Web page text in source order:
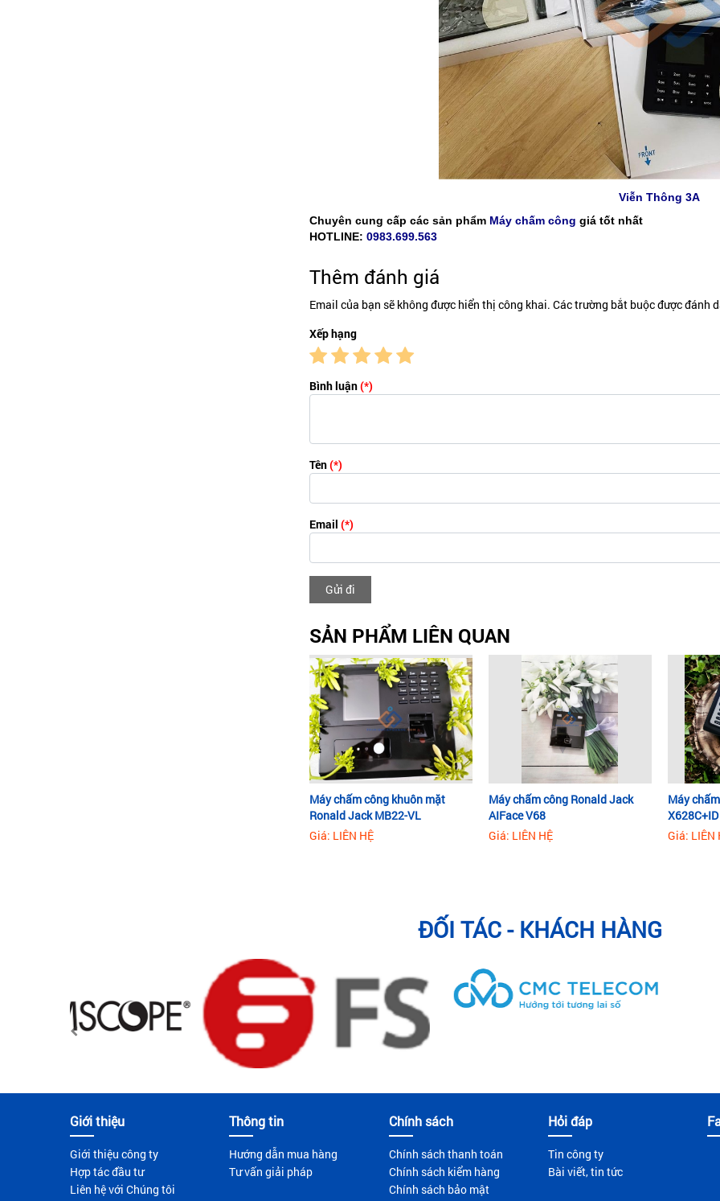
Viễn Thông 3A
Chuyên cung cấp các sản phẩm Máy chấm công giá tốt nhất
HOTLINE: 0983.699.563
Thêm đánh giá
Email của bạn sẽ không được hiển thị công khai. Các trường bắt buộc được đánh
Xếp hạng
Bình luận(*)
Tên(*)
Email (*)
Gửi đi
SẢN PHẨM LIÊN QUAN
Máy chấm công khuôn mặt
Ronald Jack MB22-VL
Giá: LIÊN HỆ
Máy chấm công Ronald Jack
AIFace V68
Giá: LIÊN HỆ
Máy
X628C+ID
Giá: LIÊN
ĐỐI TÁC - KHÁCH HÀNG
Giới thiệu
Giới thiệu công ty
Hợp tác đầu tư
Liên hệ với Chúng tôi
Thông tin
Hướng dẫn mua hàng
Tư vấn giải pháp
Chính sách
Chính sách thanh toán
Chính sách kiểm hàng
Chính sách bảo mật
Hỏi đáp
Tin công ty
Bài viết, tin tức